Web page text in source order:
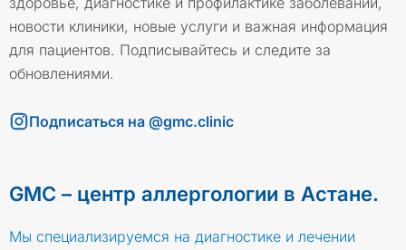
новости клиники, новые услуги и важная информация
для пациентов. Подписывайтесь и следите за
обновлениями.
Подписаться на @gmc.clinic
GMC – центр аллергологии в Астане.
Мы специализируемся на диагностике и лечении